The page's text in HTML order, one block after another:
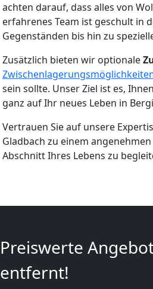
achten darauf, dass alles von
erfahrenes Team ist geschult in
Gegenständen bis hin zu
Zusätzlich bieten wir optionale
sein sollte. Unser Ziel ist es,
ganz auf Ihr neues Leben in
Vertrauen Sie auf unsere
Gladbach zu einem
Abschnitt Ihres Lebens zu
Preiswerte
entfernt!